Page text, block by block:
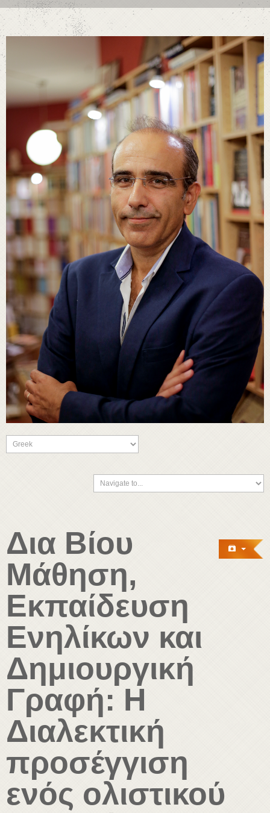
Δια Βίου
Μάθηση,
Εκπαίδευση
Ενηλίκων και
Δημιουργική
Γραφή: Η
Διαλεκτική
προσέγγιση
ενός ολιστικού